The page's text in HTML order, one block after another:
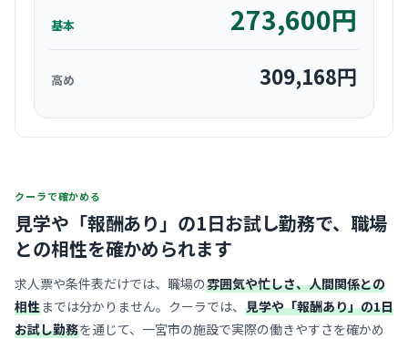
基本 273,600円
高め 309,168円
クーラで確かめる
見学や「報酬あり」の1日お試し勤務で、 職場
との相性を確かめられます
求人票や条件表だけでは、職場の雰囲気や忙しさ、人間関係との
相性までは分かりません。クーラでは、 見学や「報酬あり」の1日
お試し勤務を通じて、一宮市の施設で実際の働きやすさを確かめ